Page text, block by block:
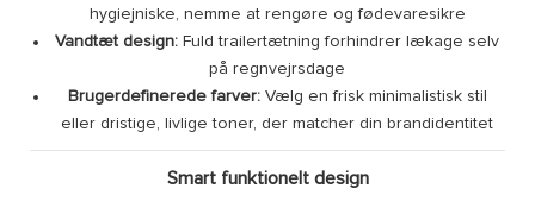
hygiejniske, nemme at rengøre og fødevaresikre
Vandtæt design: Fuld trailertætning forhindrer lækage selv
på regnvejrsdage
Brugerdefinerede farver:Vælg en frisk minimalistisk stil
eller dristige, livlige toner, der matcher din brandidentitet
Smart funktionelt design